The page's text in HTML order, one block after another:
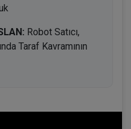
Robot Satıcı,
Taraf Kavramının